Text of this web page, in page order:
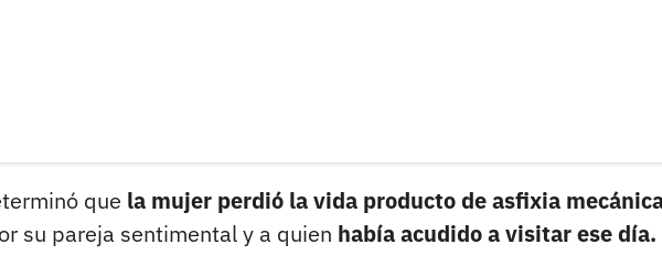
que la mujer perdió la vida producto de asfixia
su pareja sentimental y a quien había acudido a visitar ese día.